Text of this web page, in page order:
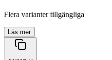
Flera varianter tillgängliga
Läs mer